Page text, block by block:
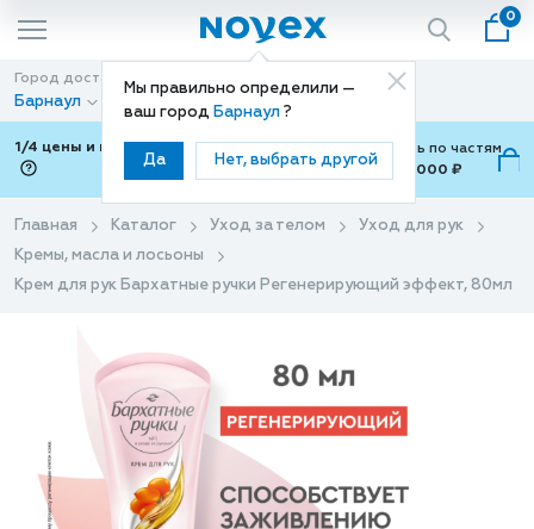
Мы правильно определили —
ваш город Барнаул ?
Да Нет, выбрать другой
0
Город доставки
Барнаул
Способ доставки
Доставка
1/4 цены и покупки ваши с Подели
Можно оплатить по частям
от 700 ₽ до 15,000 ₽
Главная Каталог Уход за телом
Уход для рук
Кремы, масла и лосьоны
Крем для рук Бархатные ручки Регенерирующий эффект, 80мл